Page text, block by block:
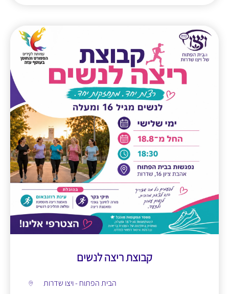
קבוצת ריצה לנשים
הבית הפתוח - ויצו שדרות